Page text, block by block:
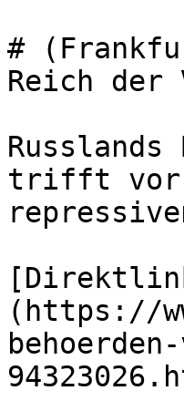
#
Reich der
Russlands
trifft vor
(https://